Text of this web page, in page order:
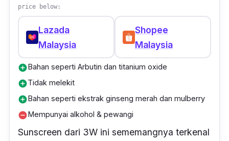
price below:
Lazada
Malaysia
Shopee
Malaysia
add_circleBahan seperti Arbutin dan titanium oxide
add_circleTidak melekit
add_circleBahan seperti ekstrak ginseng merah dan mulberry
remove_circleMempunyai alkohol & pewangi
Sunscreen dari 3W ini sememangnya terkenal